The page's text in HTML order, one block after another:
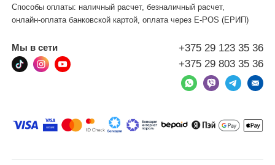
Способы оплаты: наличный расчет, безналичный расчет,
онлайн-оплата банковской картой, оплата через Е-POS (ЕРИП)
+375 29 123 35 36
+375 29 803 35 36
Мы в сети